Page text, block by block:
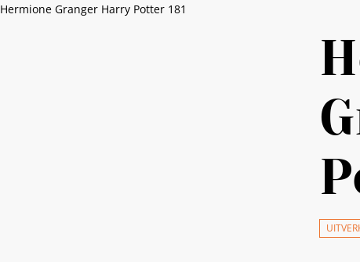
Hermione Granger Harry Potter 181